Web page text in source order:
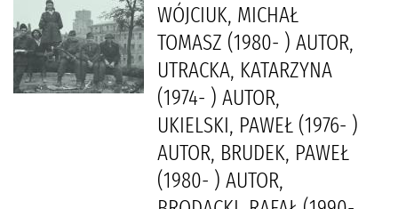
WÓJCIUK, MICHAŁ
TOMASZ (1980- ) AUTOR,
UTRACKA, KATARZYNA
(1974- ) AUTOR,
UKIELSKI, PAWEŁ (1976- )
AUTOR, BRUDEK, PAWEŁ
(1980- ) AUTOR,